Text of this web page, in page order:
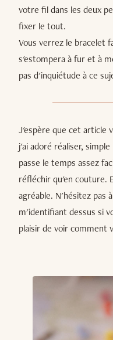
votre fil dans les deux
fixer le tout.
Vous verrez le bracelet
s'estompera à fur et à
pas d'inquiétude à ce
J'espère que cet article
j'ai adoré réaliser,
passe le temps assez
réfléchir qu'en couture.
agréable. N'hésitez pas
m'identifiant dessus si
plaisir de voir comment